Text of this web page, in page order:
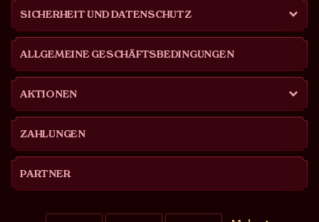
SICHERHEIT UND DATENSCHUTZ
ALLGEMEINE GESCHÄFTSBEDINGUNGEN
AKTIONEN
ZAHLUNGEN
PARTNER